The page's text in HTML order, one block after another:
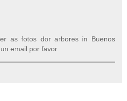
as fotos dor arbores in Buenos
email por favor.